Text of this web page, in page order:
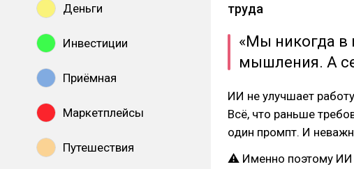
Деньги
Инвестиции
Приёмная
Маркетплейсы
Путешествия
труда
«Мы никогда в
мышления. А
ИИ не улучшает
Всё, что раньше
один промпт. И
⚠ Именно поэтому ИИ